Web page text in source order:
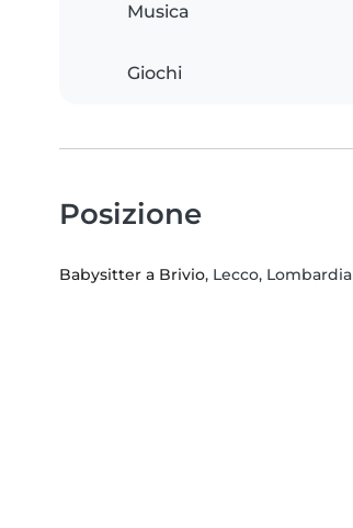
Musica
Giochi
Posizione
Babysitter a Brivio, Lecco, Lombardia